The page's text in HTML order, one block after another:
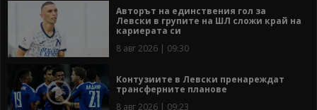
Авторът на единствения гол за
Левски в групите на ШЛ сложи край на
кариерата си
8 авг 2026 | 09:30
Контузиите в Левски пренареждат
трансферните планове
8 авг 2026 | 09:23